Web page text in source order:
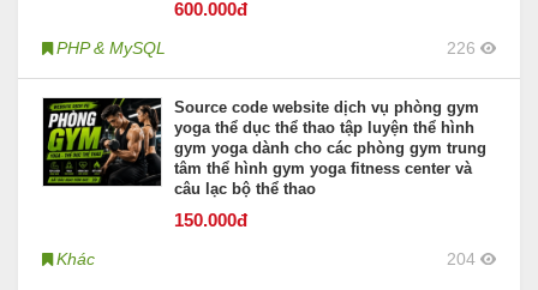
600.000đ
PHP & MySQL 226
Source code website dịch vụ phòng gym
yoga thể dục thể thao tập luyện thể hình
gym yoga dành cho các phòng gym trung
tâm thể hình gym yoga fitness center và
câu lạc bộ thể thao
150.000đ
Khác 204